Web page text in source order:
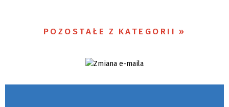
POZOSTAŁE Z KATEGORII